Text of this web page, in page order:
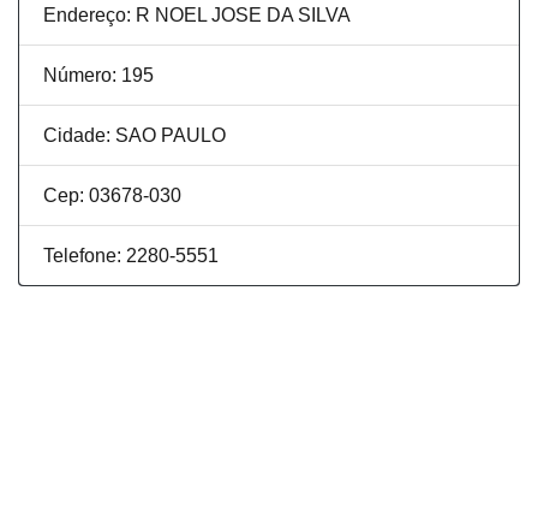
Endereço: R NOEL JOSE DA SILVA
Número: 195
Cidade: SAO PAULO
Cep: 03678-030
Telefone: 2280-5551